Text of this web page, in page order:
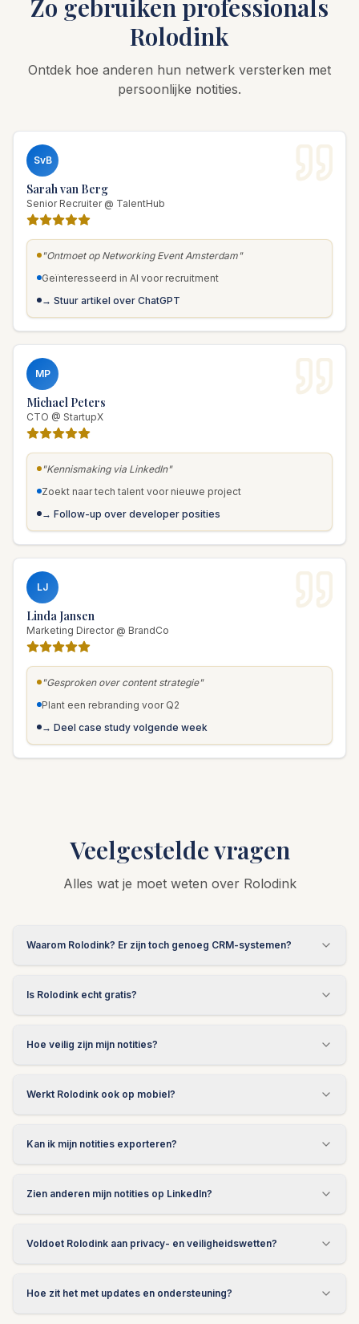
Zo gebruiken professionals
Rolodink
Ontdek hoe anderen hun netwerk versterken met
persoonlijke notities.
SvB
Sarah van Berg
Senior Recruiter @ TalentHub
"Ontmoet op Networking Event Amsterdam"
Geïnteresseerd in AI voor recruitment
→ Stuur artikel over ChatGPT
MP
Michael Peters
CTO @ StartupX
"Kennismaking via LinkedIn"
Zoekt naar tech talent voor nieuwe project
→ Follow-up over developer posities
LJ
Linda Jansen
Marketing Director @ BrandCo
"Gesproken over content strategie"
Plant een rebranding voor Q2
→ Deel case study volgende week
Veelgestelde vragen
Alles wat je moet weten over Rolodink
Waarom Rolodink? Er zijn toch genoeg CRM-systemen?
Is Rolodink echt gratis?
Hoe veilig zijn mijn notities?
Werkt Rolodink ook op mobiel?
Kan ik mijn notities exporteren?
Zien anderen mijn notities op LinkedIn?
Voldoet Rolodink aan privacy- en veiligheidswetten?
Hoe zit het met updates en ondersteuning?